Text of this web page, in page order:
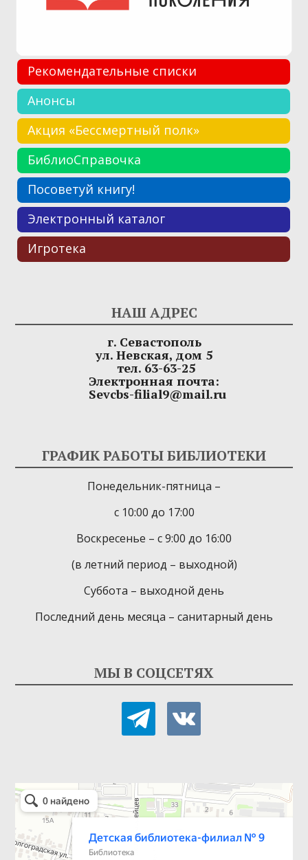
Рекомендательные списки
Анонсы
Акция «Бессмертный полк»
БиблиоСправочка
Посоветуй книгу!
Электронный каталог
Игротека
НАШ АДРЕС
г. Севастополь
ул. Невская, дом 5
тел. 63-63-25
Электронная почта:
Sevcbs-filial9@mail.ru
ГРАФИК РАБОТЫ БИБЛИОТЕКИ
Понедельник-пятница –
с 10:00 до 17:00
Воскресенье – с 9:00 до 16:00
(в летний период – выходной)
Суббота – выходной день
Последний день месяца – санитарный день
МЫ В СОЦСЕТЯХ
telegram vkontakte
Детская библиотека-филиал № 9
Библиотека в Севастополе